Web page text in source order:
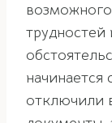
трудностей
начинается
отключили